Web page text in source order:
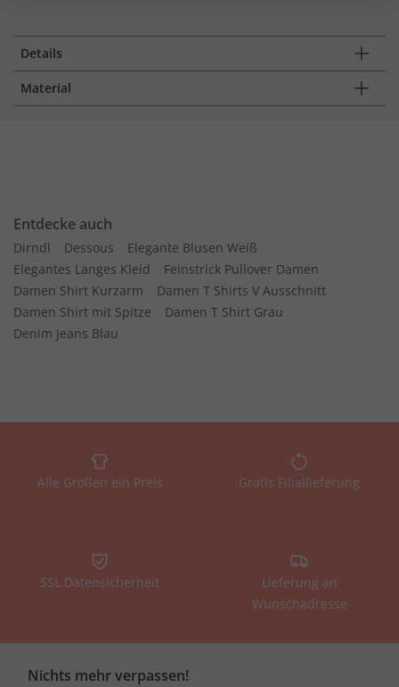
Details
Material
Entdecke auch
Dirndl Dessous
Elegante Blusen Weiß
Elegantes Langes Kleid
Feinstrick Pullover Damen
Damen Shirt Kurzarm
Damen T Shirts V Ausschnitt
Damen Shirt mit Spitze
Damen T Shirt Grau
Denim Jeans Blau
Alle Größen ein Preis Gratis Filiallieferung
SSL Datensicherheit
Lieferung an
Wunschadresse
Nichts mehr verpassen!